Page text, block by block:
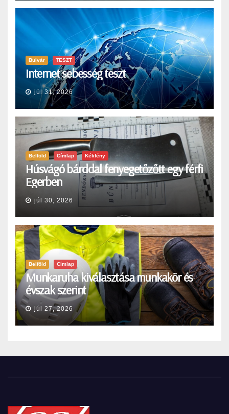
Bulvár TESZT
Internet sebesség teszt
júl 31, 2026
Belföld Címlap Kékfény
Húsvágó bárddal fenyegetőzőtt egy férfi
Egerben
júl 30, 2026
Belföld Címlap
Munkaruha kiválasztása munkakör és
évszak szerint
júl 27, 2026